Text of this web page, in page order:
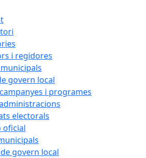
i regidores
govern local
i programes
electorals
oficial
govern local